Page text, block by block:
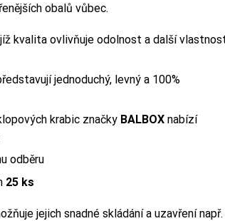
obalů vůbec.
kvalita ovlivňuje odolnost a další
jednoduchý, levný a 100%
krabic značky BALBOX nabízí
odběru
25 ks
jejich snadné skládání a uzavření např.